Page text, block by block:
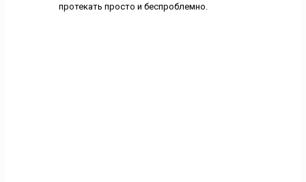
протекать просто и беспроблемно.